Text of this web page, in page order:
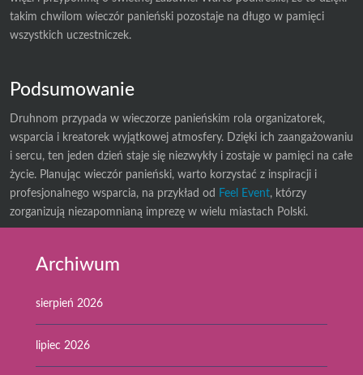
takim chwilom wieczór panieński pozostaje na długo w pamięci
wszystkich uczestniczek.
Podsumowanie
Druhnom przypada w wieczorze panieńskim rola organizatorek,
wsparcia i kreatorek wyjątkowej atmosfery. Dzięki ich zaangażowaniu
i sercu, ten jeden dzień staje się niezwykły i zostaje w pamięci na całe
życie. Planując wieczór panieński, warto korzystać z inspiracji i
profesjonalnego wsparcia, na przykład od Feel Event, którzy
zorganizują niezapomnianą imprezę w wielu miastach Polski.
Archiwum
sierpień 2026
lipiec 2026